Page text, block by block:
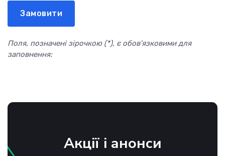
Поля, позначені зірочкою (*), є обов'язковими для
заповнення:
Акції і анонси